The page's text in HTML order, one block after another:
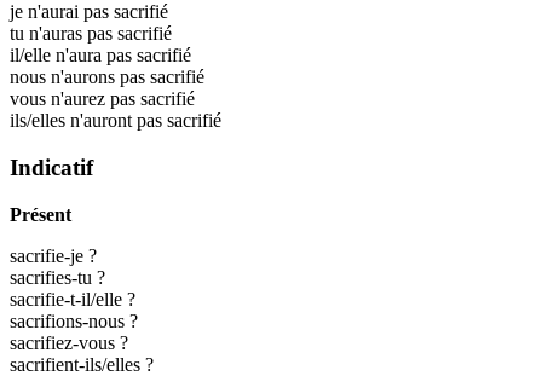
je n'aurai pas sacrifié
tu n'auras pas sacrifié
il/elle n'aura pas sacrifié
nous n'aurons pas sacrifié
vous n'aurez pas sacrifié
ils/elles n'auront pas sacrifié
Indicatif
Présent
sacrifie-je ?
sacrifies-tu ?
sacrifie-t-il/elle ?
sacrifions-nous ?
sacrifiez-vous ?
sacrifient-ils/elles ?